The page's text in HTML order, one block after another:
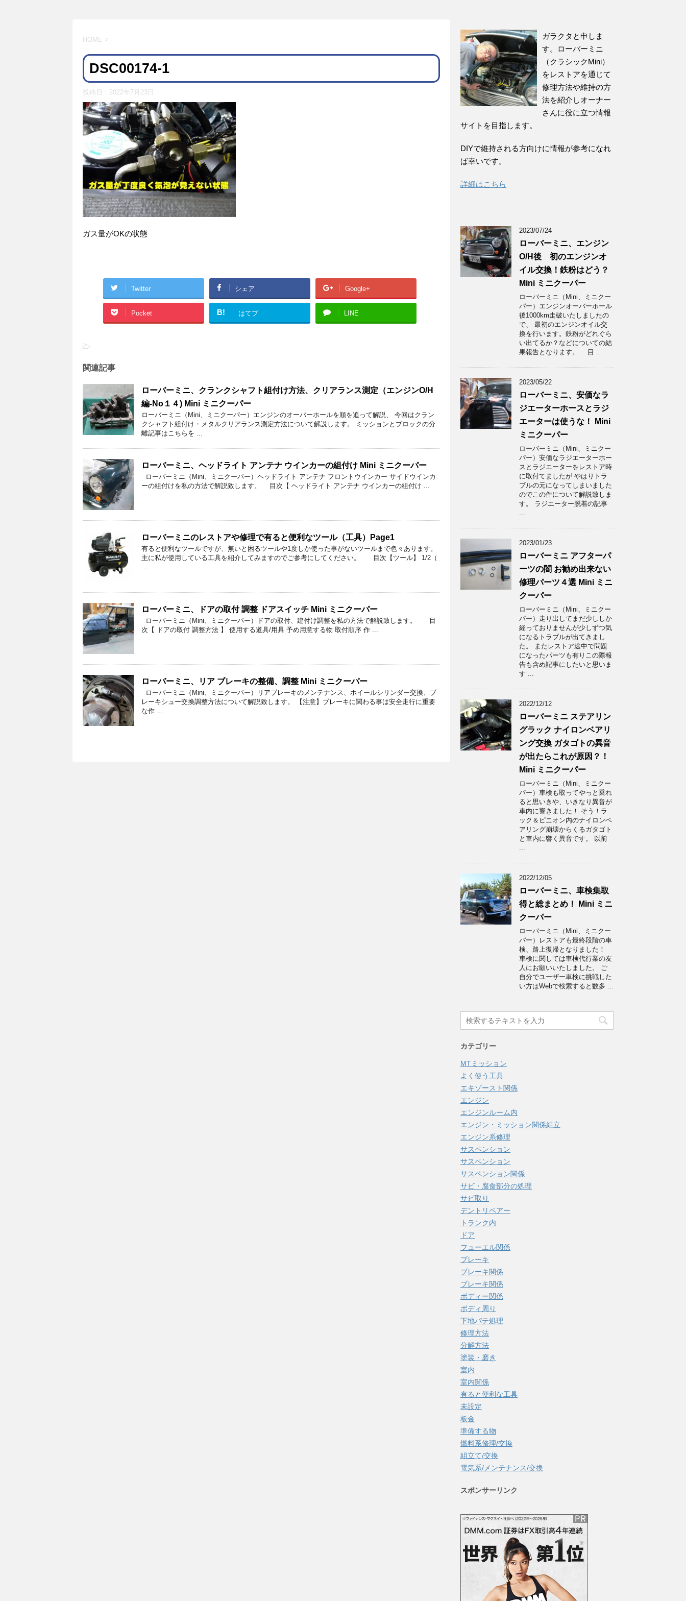
HOME >
DSC00174-1
投稿日： 2022年7月23日
ガス量がOKの状態
Twitter シェア Google+
Pocket B! はてブ LINE
-
関連記事
ローバーミニ、クランクシャフト組付け方法、クリアランス測定（エンジンO/H
編-No１４) Mini ミニクーパー
ローバーミニ（Mini、ミニクーパー）エンジンのオーバーホールを順を追って解説、 今回はクラン
クシャフト組付け・メタルクリアランス測定方法について解説します。 ミッションとブロックの分
離記事はこちらを ...
ローバーミニ、ヘッドライト アンテナ ウインカーの組付け Mini ミニクーパー
ローバーミニ（Mini、ミニクーパー）ヘッドライト アンテナ フロントウインカー サイドウインカ
ーの組付けを私の方法で解説致します。 目次【 ヘッドライト アンテナ ウインカーの組付け ...
ローバーミニのレストアや修理で有ると便利なツール（工具）Page1
有ると便利なツールですが、無いと困るツールや1度しか使った事がないツールまで色々あります。
主に私が使用している工具を紹介してみますのでご参考にしてください。 目次【ツール】 1/2（
...
ローバーミニ、ドアの取付 調整 ドアスイッチ Mini ミニクーパー
ローバーミニ（Mini、ミニクーパー）ドアの取付、建付け調整を私の方法で解説致します。 目
次【 ドアの取付 調整方法 】 使用する道具/用具 予め用意する物 取付順序 作 ...
ローバーミニ、リア ブレーキの整備、調整 Mini ミニクーパー
ローバーミニ（Mini、ミニクーパー）リアブレーキのメンテナンス、ホイールシリンダー交換、ブ
レーキシュー交換調整方法について解説致します。 【注意】ブレーキに関わる事は安全走行に重要
な作 ...
ガラクタと申しま
す。ローバーミニ
（クラシックMini）
をレストアを通じて
修理方法や維持の方
法を紹介しオーナー
さんに役に立つ情報
サイトを目指します。
DIYで維持される方向けに情報が参考になれ
ば幸いです。
詳細はこちら
2023/07/24
ローバーミニ、エンジン
O/H後 初のエンジンオ
イル交換！鉄粉はどう？
Mini ミニクーパー
ローバーミニ（Mini、ミニクー
パー）エンジンオーバーホール
後1000km走破いたしましたの
で、 最初のエンジンオイル交
換を行います。鉄粉がどれぐら
い出てるか？などについての結
果報告となります。 目 ...
2023/05/22
ローバーミニ、安価なラ
ジエーターホースとラジ
エーターは使うな！ Mini
ミニクーパー
ローバーミニ（Mini、ミニクー
パー）安価なラジエーターホー
スとラジエーターをレストア時
に取付てましたが やはりトラ
ブルの元になってしまいました
のでこの件について解説致しま
す。 ラジエーター脱着の記事
...
2023/01/23
ローバーミニ アフターパ
ーツの闇 お勧め出来ない
修理パーツ４選 Mini ミニ
クーパー
ローバーミニ（Mini、ミニクー
パー）走り出してまだ少ししか
経っておりませんが少しずつ気
になるトラブルが出てきまし
た。 またレストア途中で問題
になったパーツも有りこの際報
告も含め記事にしたいと思いま
す ...
2022/12/12
ローバーミニ ステアリン
グラック ナイロンベアリ
ング交換 ガタゴトの異音
が出たらこれが原因？！
Mini ミニクーパー
ローバーミニ（Mini、ミニクー
パー）車検も取ってやっと乗れ
ると思いきや、いきなり異音が
車内に響きました！ そう！ラ
ック＆ピニオン内のナイロンベ
アリング崩壊からくるガタゴト
と車内に響く異音です。 以前
...
2022/12/05
ローバーミニ、車検集取
得と総まとめ！ Mini ミニ
クーパー
ローバーミニ（Mini、ミニクー
パー）レストアも最終段階の車
検、路上復帰となりました！
車検に関しては車検代行業の友
人にお願いいたしました。 ご
自分でユーザー車検に挑戦した
い方はWebで検索すると数多 ...
カテゴリー
MTミッション
よく使う工具
エキゾースト関係
エンジン
エンジンルーム内
エンジン・ミッション関係組立
エンジン系修理
サスペンション
サスペンション
サスペンション関係
サビ・腐食部分の処理
サビ取り
デントリペアー
トランク内
ドア
フューエル関係
ブレーキ
ブレーキ関係
ブレーキ関係
ボディー関係
ボディ周り
下地パテ処理
修理方法
分解方法
塗装・磨き
室内
室内関係
有ると便利な工具
未設定
板金
準備する物
燃料系修理/交換
組立て/交換
電気系/メンテナンス/交換
スポンサーリンク